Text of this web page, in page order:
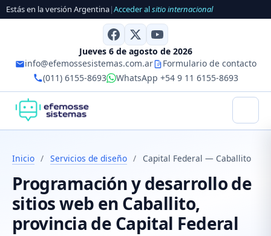
Estás en la versión Argentina|Acceder alsitio internacional
Jueves 6 de agosto de 2026
info@efemossesistemas.com.ar
Formulario de contacto
(011) 6155-8693
WhatsApp +54 9 11 6155-8693
Inicio / Servicios de diseño / Capital Federal — Caballito
Programación y desarrollo de
sitios web en Caballito,
provincia de Capital Federal